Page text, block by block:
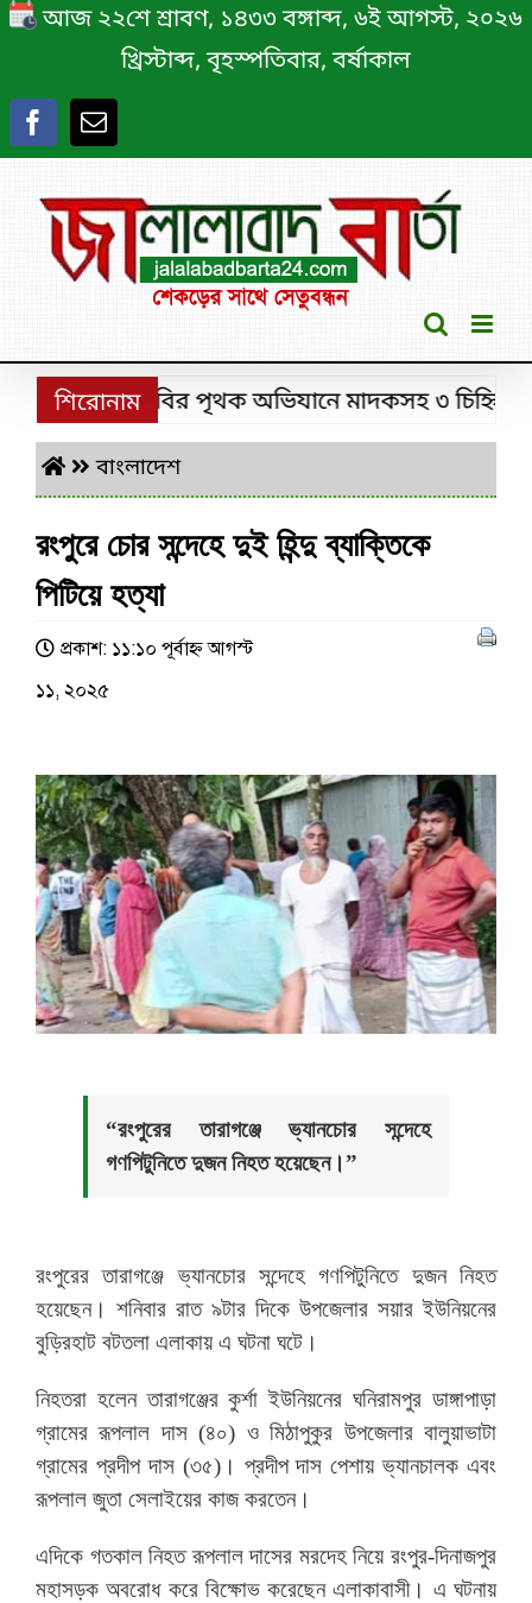
Skip
content
আজ ২২শে শ্রাবণ, ১৪৩৩ বঙ্গাব্দ, ৬ই আগস্ট, ২০২৬
খ্রিস্টাব্দ, বৃহস্পতিবার, বর্ষাকাল
শিরোনাম
শ্রীমঙ্গলে ডিবির পৃথক অভিযানে মাদকসহ ৩ চিহ্নিত
বাংলাদেশ
রংপুরে চোর সন্দেহে দুই হিন্দু ব্যাক্তিকে
পিটিয়ে হত্যা
প্রকাশ: ১১:১০ পূর্বাহ্ণ আগস্ট
১১, ২০২৫
“রংপুরের তারাগঞ্জে ভ্যানচোর সন্দেহে
গণপিটুনিতে দুজন নিহত হয়েছেন।”
রংপুরের তারাগঞ্জে ভ্যানচোর সন্দেহে গণপিটুনিতে দুজন নিহত
হয়েছেন। শনিবার রাত ৯টার দিকে উপজেলার সয়ার ইউনিয়নের
বুড়িরহাট বটতলা এলাকায় এ ঘটনা ঘটে।
নিহতরা হলেন তারাগঞ্জের কুর্শা ইউনিয়নের ঘনিরামপুর ডাঙ্গাপাড়া
গ্রামের রূপলাল দাস (৪০) ও মিঠাপুকুর উপজেলার বালুয়াভাটা
গ্রামের প্রদীপ দাস (৩৫)। প্রদীপ দাস পেশায় ভ্যানচালক এবং
রূপলাল জুতা সেলাইয়ের কাজ করতেন।
এদিকে গতকাল নিহত রূপলাল দাসের মরদেহ নিয়ে রংপুর-দিনাজপুর
মহাসড়ক অবরোধ করে বিক্ষোভ করেছেন এলাকাবাসী। এ ঘটনায়